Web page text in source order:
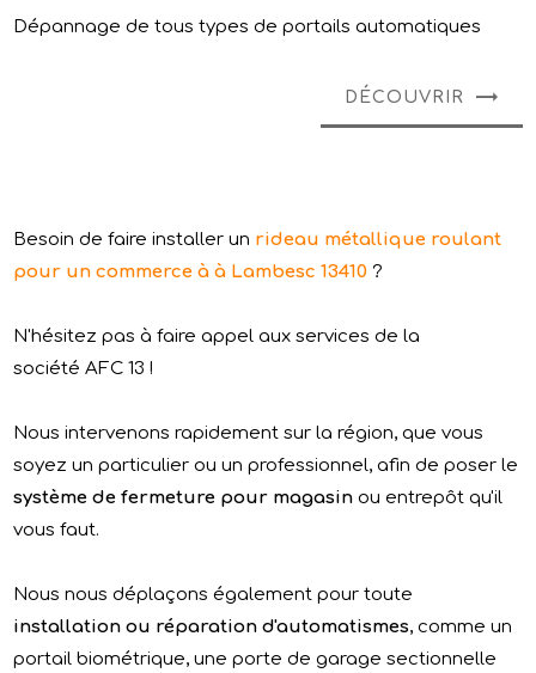
Dépannage de tous types de portails automatiques
DÉCOUVRIR
Besoin de faire installer un rideau métallique roulant
pour un commerce à à Lambesc 13410 ?
N'hésitez pas à faire appel aux services de la
société AFC 13 !
Nous intervenons rapidement sur la région, que vous
soyez un particulier ou un professionnel, afin de poser le
système de fermeture pour magasin ou entrepôt qu'il
vous faut.
Nous nous déplaçons également pour toute
installation ou réparation d'automatismes, comme un
portail biométrique, une porte de garage sectionnelle